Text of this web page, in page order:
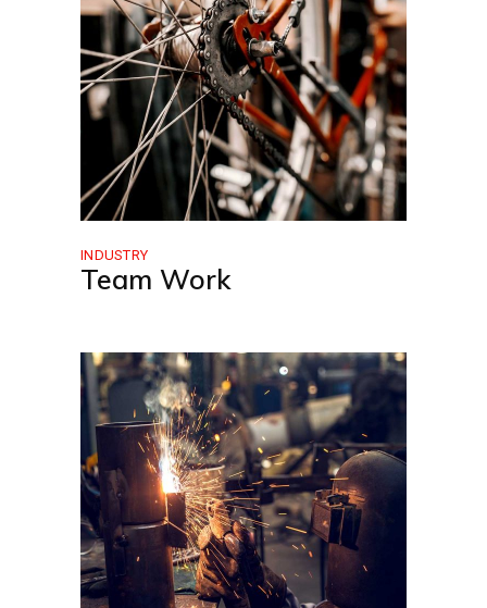
INDUSTRY
Team Work